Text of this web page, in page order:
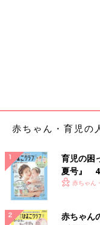
赤ちゃん・育児の
育児の困
夏号』 4
いっぱい
赤ちゃん
赤ちゃん